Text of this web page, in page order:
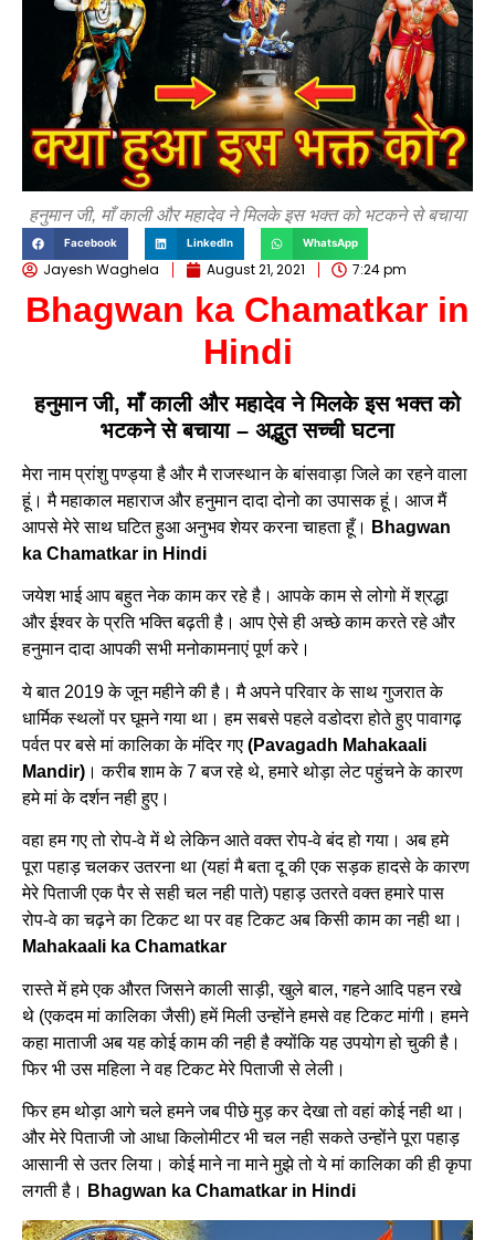
हनुमान जी, माँ काली और महादेव ने मिलके इस भक्त को भटकने से बचाया
Facebook LinkedIn WhatsApp
Jayesh Waghela August 21, 2021 7:24 pm
Bhagwan ka Chamatkar in
Hindi
हनुमान जी, माँ काली और महादेव ने मिलके इस भक्त को
भटकने से बचाया – अद्भुत सच्ची घटना
मेरा नाम प्रांशु पण्ड्या है और मै राजस्थान के बांसवाड़ा जिले का रहने वाला
हूं। मै महाकाल महाराज और हनुमान दादा दोनो का उपासक हूं। आज मैं
आपसे मेरे साथ घटित हुआ अनुभव शेयर करना चाहता हूँ।
Bhagwan
ka Chamatkar in Hindi
जयेश भाई आप बहुत नेक काम कर रहे है। आपके काम से लोगो में श्रद्धा
और ईश्वर के प्रति भक्ति बढ़ती है। आप ऐसे ही अच्छे काम करते रहे और
हनुमान दादा आपकी सभी मनोकामनाएं पूर्ण करे।
ये बात 2019 के जून महीने की है। मै अपने परिवार के साथ गुजरात के
धार्मिक स्थलों पर घूमने गया था। हम सबसे पहले वडोदरा होते हुए पावागढ़
पर्वत पर बसे मां कालिका के मंदिर गए (Pavagadh Mahakaali
Mandir) । करीब शाम के 7 बज रहे थे, हमारे थोड़ा लेट पहुंचने के कारण
हमे मां के दर्शन नही हुए।
वहा हम गए तो रोप-वे में थे लेकिन आते वक्त रोप-वे बंद हो गया। अब हमे
पूरा पहाड़ चलकर उतरना था (यहां मै बता दू की एक सड़क हादसे के कारण
मेरे पिताजी एक पैर से सही चल नही पाते) पहाड़ उतरते वक्त हमारे पास
रोप-वे का चढ़ने का टिकट था पर वह टिकट अब किसी काम का नही था।
Mahakaali ka Chamatkar
रास्ते में हमे एक औरत जिसने काली साड़ी, खुले बाल, गहने आदि पहन रखे
थे (एकदम मां कालिका जैसी) हमें मिली उन्होंने हमसे वह टिकट मांगी। हमने
कहा माताजी अब यह कोई काम की नही है क्योंकि यह उपयोग हो चुकी है।
फिर भी उस महिला ने वह टिकट मेरे पिताजी से लेली।
फिर हम थोड़ा आगे चले हमने जब पीछे मुड़ कर देखा तो वहां कोई नही था।
और मेरे पिताजी जो आधा किलोमीटर भी चल नही सकते उन्होंने पूरा पहाड़
आसानी से उतर लिया। कोई माने ना माने मुझे तो ये मां कालिका की ही कृपा
लगती है।
Bhagwan ka Chamatkar in Hindi